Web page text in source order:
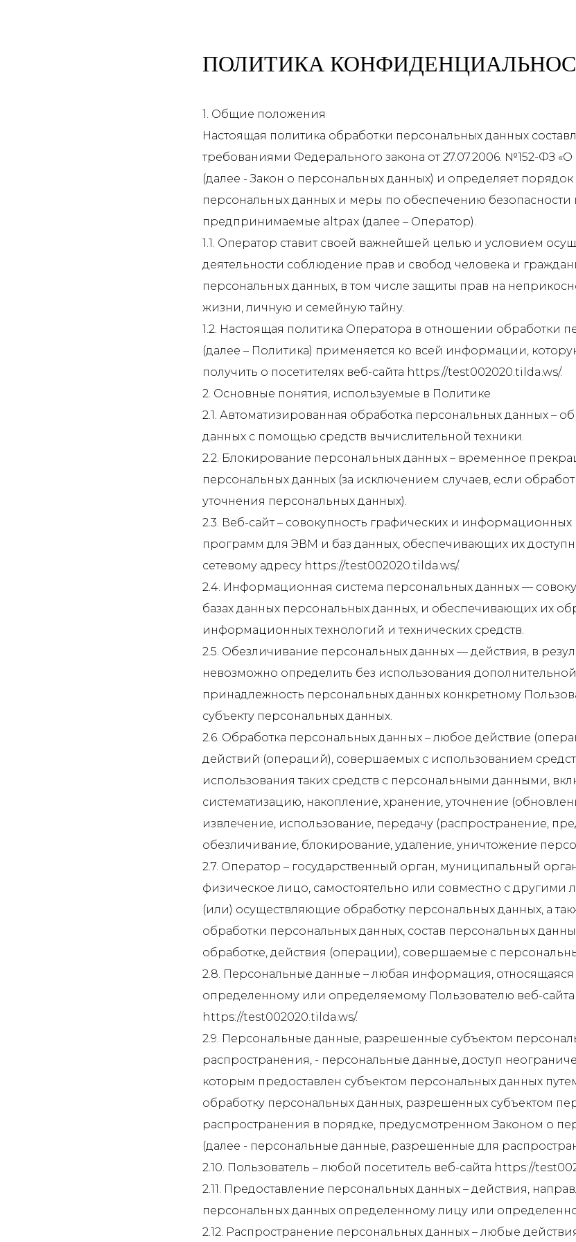
ПОЛИТИКА
1. Общие положения
Настоящая политика обработки персональных данных
требованиями Федерального закона от 27.07.2006. №152-ФЗ
(далее - Закон о персональных данных) и определяет
персональных данных и меры по обеспечению безопасности
предпринимаемые altpax (далее – Оператор).
1.1. Оператор ставит своей важнейшей целью и условием
деятельности соблюдение прав и свобод человека и
персональных данных, в том числе защиты прав на
жизни, личную и семейную тайну.
1.2. Настоящая политика Оператора в отношении обработки
(далее – Политика) применяется ко всей информации,
получить о посетителях веб-сайта https://test002020.tilda.ws/.
2. Основные понятия, используемые в Политике
2.1. Автоматизированная обработка персональных данных –
данных с помощью средств вычислительной техники.
2.2. Блокирование персональных данных – временное
персональных данных (за исключением случаев, если
уточнения персональных данных).
2.3. Веб-сайт – совокупность графических и информационных
программ для ЭВМ и баз данных, обеспечивающих их
сетевому адресу https://test002020.tilda.ws/.
2.4. Информационная система персональных данных —
базах данных персональных данных, и обеспечивающих их
информационных технологий и технических средств.
2.5. Обезличивание персональных данных — действия, в
невозможно определить без использования
принадлежность персональных данных конкретному
субъекту персональных данных.
2.6. Обработка персональных данных – любое действие
действий (операций), совершаемых с использованием
использования таких средств с персональными данными,
систематизацию, накопление, хранение, уточнение
извлечение, использование, передачу (распространение,
обезличивание, блокирование, удаление, уничтожение
2.7. Оператор – государственный орган, муниципальный
физическое лицо, самостоятельно или совместно с
(или) осуществляющие обработку персональных данных, а
обработки персональных данных, состав персональных
обработке, действия (операции), совершаемые с
2.8. Персональные данные – любая информация,
определенному или определяемому Пользователю веб-сайта
https://test002020.tilda.ws/.
2.9. Персональные данные, разрешенные субъектом
распространения, - персональные данные, доступ
которым предоставлен субъектом персональных данных
обработку персональных данных, разрешенных субъектом
распространения в порядке, предусмотренном Законом о
(далее - персональные данные, разрешенные для
2.10. Пользователь – любой посетитель веб-сайта https://
2.11. Предоставление персональных данных – действия,
персональных данных определенному лицу или
2.12. Распространение персональных данных – любые